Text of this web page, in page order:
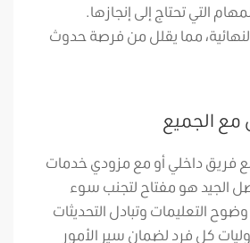
التي تحتاج إلى إنجازها.
مما يقلل من فرصة حدوث
مع الجميع
فريق داخلي أو مع مزودي خدمات
الجيد هو مفتاح لتجنب سوء
التعليمات وتبادل التحديثات
كل فرد لضمان سير الأمور